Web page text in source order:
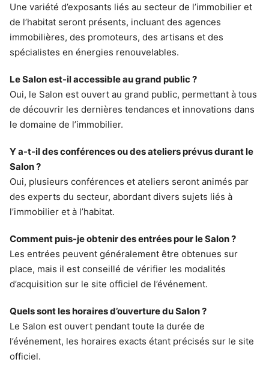
Une variété d’exposants liés au secteur de l’immobilier et
de l’habitat seront présents, incluant des agences
immobilières, des promoteurs, des artisans et des
spécialistes en énergies renouvelables.
Le Salon est-il accessible au grand public ?
Oui, le Salon est ouvert au grand public, permettant à tous
de découvrir les dernières tendances et innovations dans
le domaine de l’immobilier.
Y a-t-il des conférences ou des ateliers prévus durant le
Salon ?
Oui, plusieurs conférences et ateliers seront animés par
des experts du secteur, abordant divers sujets liés à
l’immobilier et à l’habitat.
Comment puis-je obtenir des entrées pour le Salon ?
Les entrées peuvent généralement être obtenues sur
place, mais il est conseillé de vérifier les modalités
d’acquisition sur le site officiel de l’événement.
Quels sont les horaires d’ouverture du Salon ?
Le Salon est ouvert pendant toute la durée de
l’événement, les horaires exacts étant précisés sur le site
officiel.